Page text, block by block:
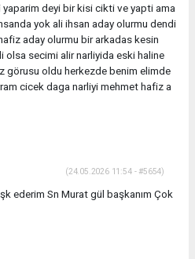
yaparim deyi bir kisi cikti ve yapti ama
yok ali ihsan aday olurmu dendi
aday olurmu bir arkadas kesin
olsa secimi alir narliyida eski haline
görusu oldu herkezde benim elimde
cicek daga narliyi mehmet hafiz a
(24.05.2026 11:54 - #5654)
ederim Sn Murat gül başkanım Çok